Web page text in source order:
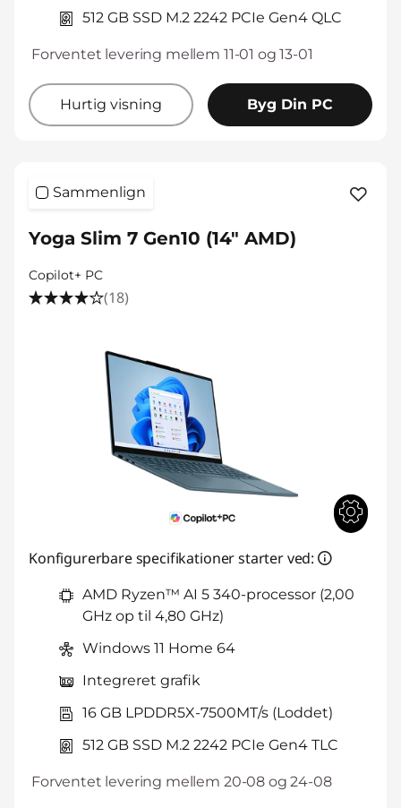
512 GB SSD M.2 2242 PCIe Gen4 QLC
Forventet levering mellem 11-01 og 13-01
Hurtig visning Byg Din PC
Sammenlign
Yoga Slim 7 Gen10 (14" AMD)
Copilot+ PC
(18)
Konfigurerbare specifikationer starter ved:
AMD Ryzen™ AI 5 340-processor (2,00
GHz op til 4,80 GHz)
Windows 11 Home 64
Integreret grafik
16 GB LPDDR5X-7500MT/s (Loddet)
512 GB SSD M.2 2242 PCIe Gen4 TLC
Forventet levering mellem 20-08 og 24-08